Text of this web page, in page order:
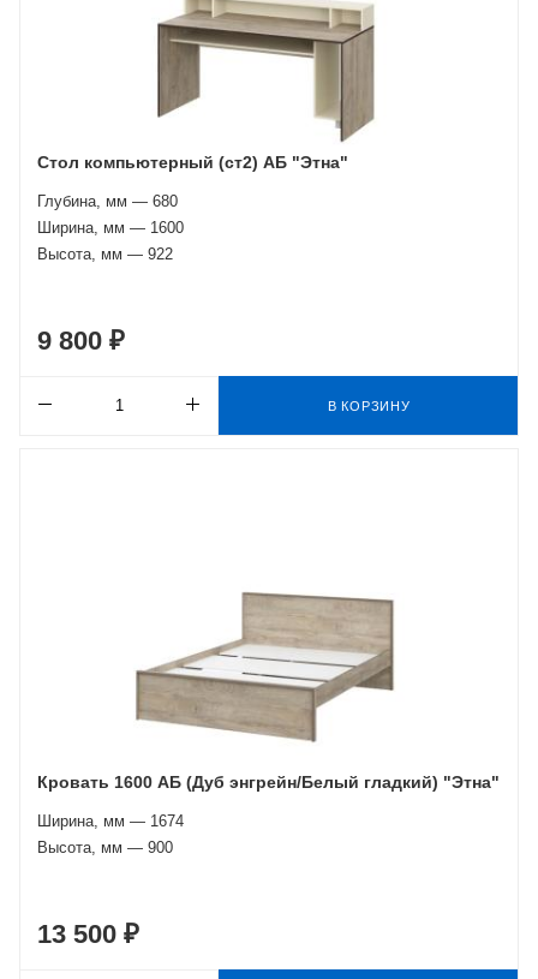
Стол компьютерный (ст2) АБ "Этна"
Глубина, мм — 680
Ширина, мм — 1600
Высота, мм — 922
9 800 ₽
В КОРЗИНУ
Кровать 1600 АБ (Дуб энгрейн/Белый гладкий) "Этна"
Ширина, мм — 1674
Высота, мм — 900
13 500 ₽